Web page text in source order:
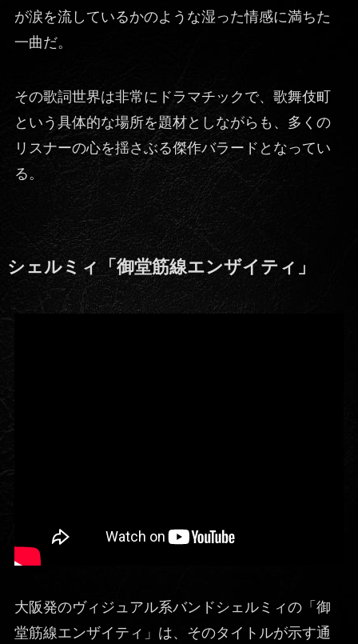
が涙を流しているかのような湿った情感に満ちた
一曲だ。
その歌詞世界は非常にドラマチックで、歌舞伎町
という具体的な場所を題材としながらも、多くの
リスナーの心を揺さぶる傑作バラードとなってい
る。
シェルミィ「御堂筋線エンザイティ」
大阪発のヴィジュアル系バンドシェルミィの「御
堂筋線エンザイティ」は、そのタイトルが示す通